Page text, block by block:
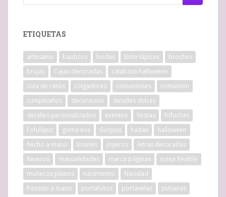
ETIQUETAS
artesania bautizos bodas Bote lápices
broches
brujas
Cajas decoradas
calabaza halloween
cola de ratón
colgadores comuniones
comunión
cumpleaños
decoracion
detalles dulces
detalles personalizados
eventos fiestas
fofuchas
Fofulápiz
goma eva Gorjuss hadas
halloween
hecho a mano
imanes joyeros
letras decoradas
llaveros
manualidades marca páginas
masa flexible
muñecos planos
nacimiento
Navidad
Pintado a mano
portafotos portavelas
pulseras